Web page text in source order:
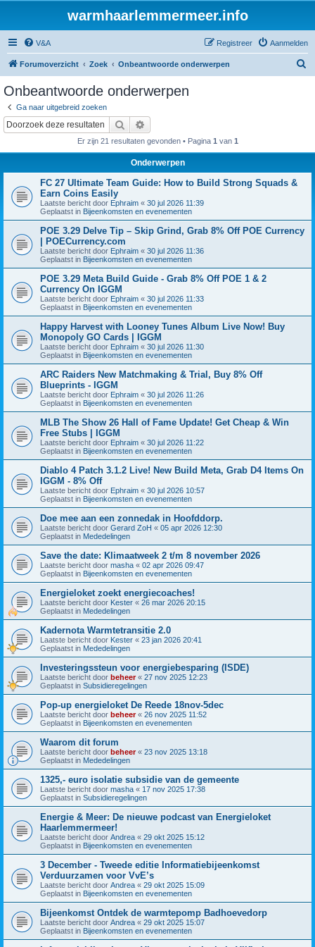
warmhaarlemmermeer.info
V&A Aanmelden
Registreer
Forumoverzicht Zoek Onbeantwoorde onderwerpen
Onbeantwoorde onderwerpen
Ga naar uitgebreid zoeken
Zoek
Er zijn 21 resultaten gevonden • Pagina 1 van 1
Onderwerpen
FC 27 Ultimate Team Guide: How to Build Strong Squads &
Earn Coins Easily
Laatste bericht door Ephraim « 30 jul 2026 11:39
Geplaatst in Bijeenkomsten en evenementen
POE 3.29 Delve Tip – Skip Grind, Grab 8% Off POE Currency
| POECurrency.com
Laatste bericht door Ephraim « 30 jul 2026 11:36
Geplaatst in Bijeenkomsten en evenementen
POE 3.29 Meta Build Guide - Grab 8% Off POE 1 & 2
Currency On IGGM
Laatste bericht door Ephraim « 30 jul 2026 11:33
Geplaatst in Bijeenkomsten en evenementen
Happy Harvest with Looney Tunes Album Live Now! Buy
Monopoly GO Cards | IGGM
Laatste bericht door Ephraim « 30 jul 2026 11:30
Geplaatst in Bijeenkomsten en evenementen
ARC Raiders New Matchmaking & Trial, Buy 8% Off
Blueprints - IGGM
Laatste bericht door Ephraim « 30 jul 2026 11:26
Geplaatst in Bijeenkomsten en evenementen
MLB The Show 26 Hall of Fame Update! Get Cheap & Win
Free Stubs | IGGM
Laatste bericht door Ephraim « 30 jul 2026 11:22
Geplaatst in Bijeenkomsten en evenementen
Diablo 4 Patch 3.1.2 Live! New Build Meta, Grab D4 Items On
IGGM - 8% Off
Laatste bericht door Ephraim « 30 jul 2026 10:57
Geplaatst in Bijeenkomsten en evenementen
Doe mee aan een zonnedak in Hoofddorp.
Laatste bericht door Gerard ZoH « 05 apr 2026 12:30
Geplaatst in Mededelingen
Save the date: Klimaatweek 2 t/m 8 november 2026
Laatste bericht door masha « 02 apr 2026 09:47
Geplaatst in Bijeenkomsten en evenementen
Energieloket zoekt energiecoaches!
Laatste bericht door Kester « 26 mar 2026 20:15
Geplaatst in Mededelingen
Kadernota Warmtetransitie 2.0
Laatste bericht door Kester « 23 jan 2026 20:41
Geplaatst in Mededelingen
Investeringssteun voor energiebesparing (ISDE)
Laatste bericht door beheer« 27 nov 2025 12:23
Geplaatst in Subsidieregelingen
Pop-up energieloket De Reede 18nov-5dec
Laatste bericht door beheer« 26 nov 2025 11:52
Geplaatst in Bijeenkomsten en evenementen
Waarom dit forum
Laatste bericht door beheer« 23 nov 2025 13:18
Geplaatst in Mededelingen
1325,- euro isolatie subsidie van de gemeente
Laatste bericht door masha « 17 nov 2025 17:38
Geplaatst in Subsidieregelingen
Energie & Meer: De nieuwe podcast van Energieloket
Haarlemmermeer!
Laatste bericht door Andrea « 29 okt 2025 15:12
Geplaatst in Bijeenkomsten en evenementen
3 December - Tweede editie Informatiebijeenkomst
Verduurzamen voor VvE’s
Laatste bericht door Andrea « 29 okt 2025 15:09
Geplaatst in Bijeenkomsten en evenementen
Bijeenkomst Ontdek de warmtepomp Badhoevedorp
Laatste bericht door Andrea « 29 okt 2025 15:07
Geplaatst in Bijeenkomsten en evenementen